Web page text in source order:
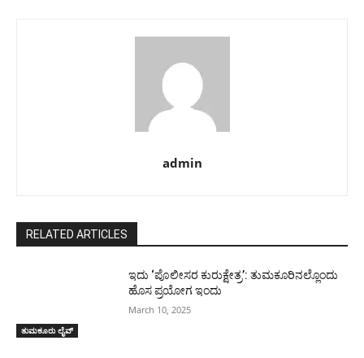
admin
RELATED ARTICLES
ತುಮಕೂರು ಲೈವ್
ಇದು ‘ಪೊಲೀಸರ ಕುರುಕ್ಷೇತ್ರ’: ತುಮಕೂರಿನಲ್ಲೊಂದು
ಹೊಸ ಪ್ರಯೋಗ ಇಂದು
March 10, 2025